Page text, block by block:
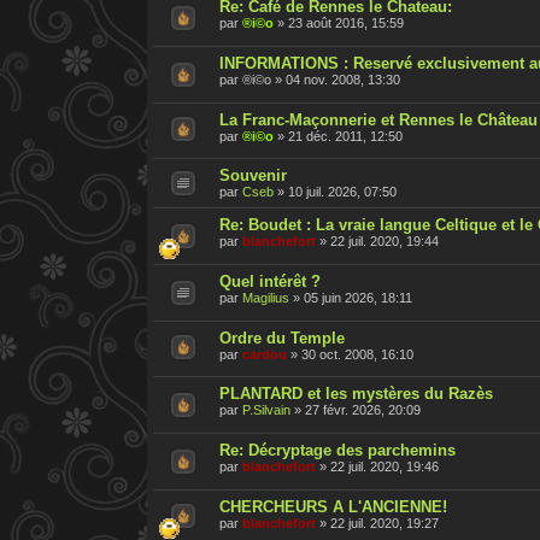
Re: Café de Rennes le Chateau:
par ®i©o » 23 août 2016, 15:59
INFORMATIONS : Reservé exclusivement
par ®i©o » 04 nov. 2008, 13:30
La Franc-Maçonnerie et Rennes le Château
par ®i©o » 21 déc. 2011, 12:50
Souvenir
par Cseb » 10 juil. 2026, 07:50
Re: Boudet : La vraie langue Celtique et le
par blanchefort » 22 juil. 2020, 19:44
Quel intérêt ?
par Magilius » 05 juin 2026, 18:11
Ordre du Temple
par cardou » 30 oct. 2008, 16:10
PLANTARD et les mystères du Razès
par P.Silvain » 27 févr. 2026, 20:09
Re: Décryptage des parchemins
par blanchefort » 22 juil. 2020, 19:46
CHERCHEURS A L'ANCIENNE!
par blanchefort » 22 juil. 2020, 19:27